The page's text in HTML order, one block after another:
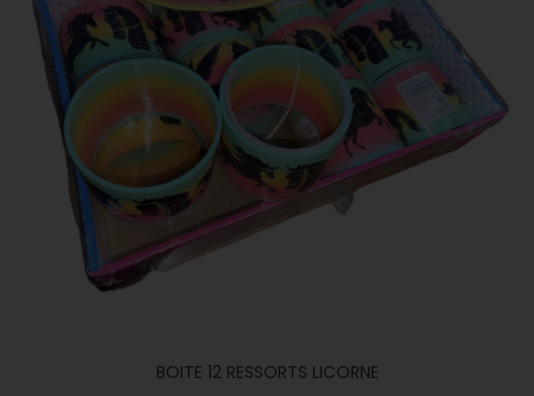
BOITE 12 RESSORTS LICORNE